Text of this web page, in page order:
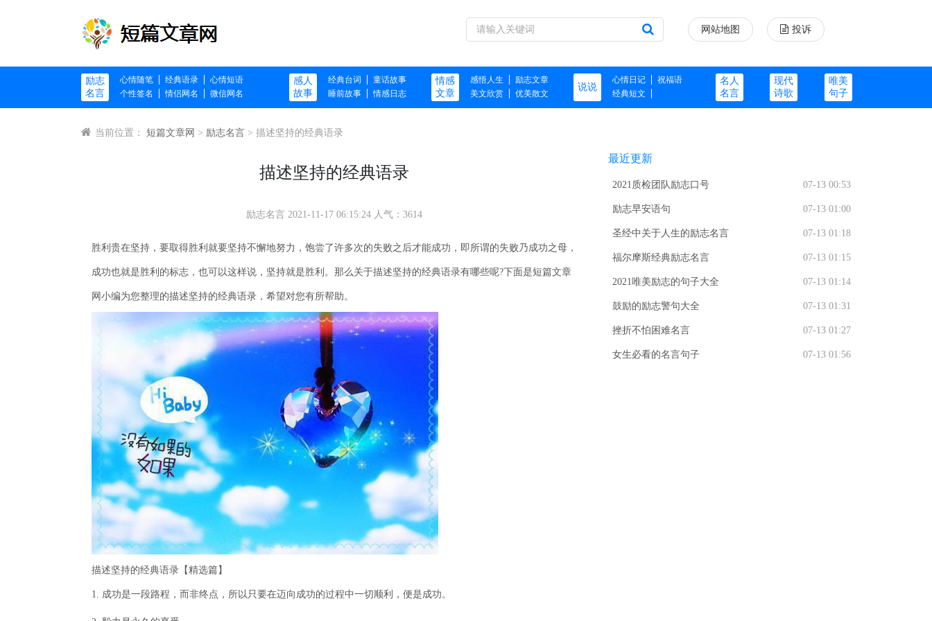
网站地图 投诉
励志
名言
心情随笔 经典语录
心情短语
个性签名
情侣网名 微信网名
感人
故事
经典台词
童话故事
睡前故事
情感日志
情感
文章
感悟人生
励志文章
美文欣赏
优美散文
说说
心情日记
祝福语
经典短文
名人
名言
现代
诗歌
唯美
句子
当前位置： 短篇文章网 > 励志名言 > 描述坚持的经典语录
描述坚持的经典语录
励志名言 2021-11-17 06:15:24 人气：3614
胜利贵在坚持，要取得胜利就要坚持不懈地努力，饱尝了许多次的失败之后才能成功，即所谓的失败乃成功之母，
成功也就是胜利的标志，也可以这样说，坚持就是胜利。那么关于描述坚持的经典语录有哪些呢?下面是短篇文章
网小编为您整理的描述坚持的经典语录，希望对您有所帮助。
描述坚持的经典语录【精选篇】
1. 成功是一段路程，而非终点，所以只要在迈向成功的过程中一切顺利，便是成功。
最近更新
2021质检团队励志口号 07-13 00:53
励志早安语句 07-13 01:00
圣经中关于人生的励志名言 07-13 01:18
福尔摩斯经典励志名言 07-13 01:15
2021唯美励志的句子大全 07-13 01:14
鼓励的励志警句大全 07-13 01:31
挫折不怕困难名言 07-13 01:27
女生必看的名言句子 07-13 01:56